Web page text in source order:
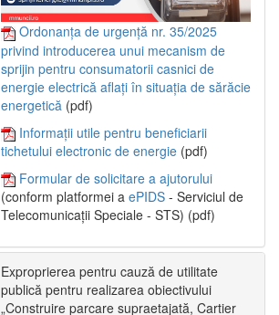
Ordonanța de urgență nr. 35/2025
privind introducerea unui mecanism de
sprijin pentru consumatorii casnici de
energie electrică aflați în situația de sărăcie
energetică (pdf)
Informații utile pentru beneficiarii
tichetului electronic de energie (pdf)
Formular de solicitare a ajutorului
(conform platformei a ePIDS - Serviciul de
Telecomunicații Speciale - STS) (pdf)
Exproprierea pentru cauză de utilitate
publică pentru realizarea obiectivului
„Construire parcare supraetajată, Cartier